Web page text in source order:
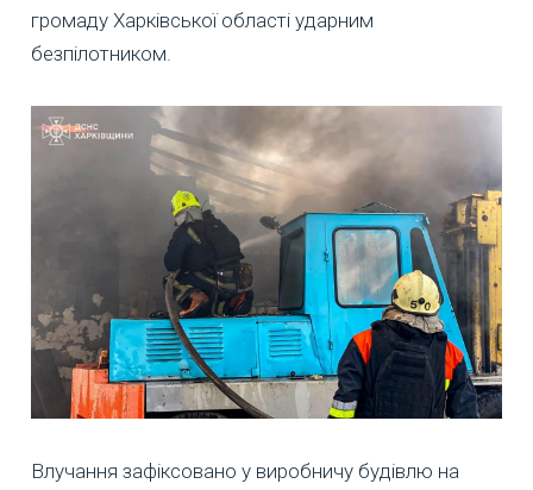
громаду Харківської області ударним
безпілотником.
Влучання зафіксовано у виробничу будівлю на